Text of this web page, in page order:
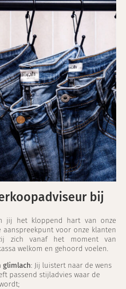
bij
jij het kloppend hart van onze
aanspreekpunt voor onze klanten
zich vanaf het moment van
welkom en gehoord voelen.
glimlach: Jij luistert naar de wens
passend stijladvies waar de